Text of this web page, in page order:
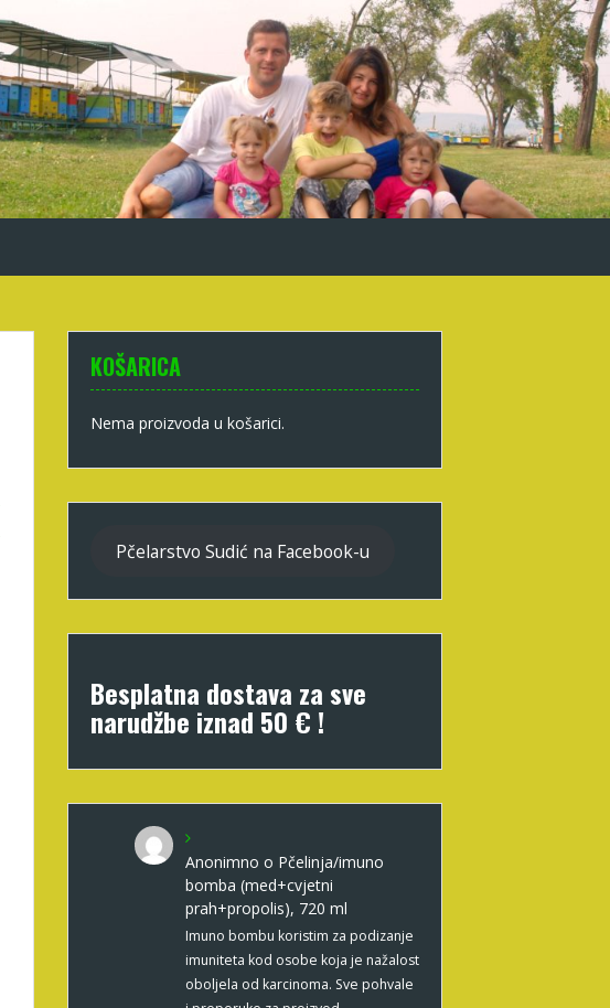
KOŠARICA
Nema proizvoda u košarici.
Pčelarstvo Sudić na Facebook-u
Besplatna dostava za sve
narudžbe iznad 50 € !
Anonimno o Pčelinja/imuno
bomba (med+cvjetni
prah+propolis), 720 ml
Imuno bombu koristim za podizanje
imuniteta kod osobe koja je nažalost
oboljela od karcinoma. Sve pohvale